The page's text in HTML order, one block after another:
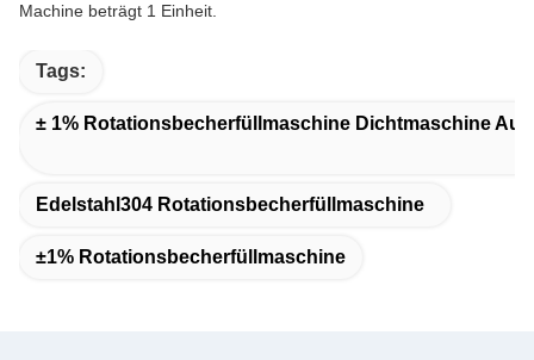
Machine beträgt 1 Einheit.
Tags:
± 1% Rotationsbecherfüllmaschine Dichtmaschine
Edelstahl304 Rotationsbecherfüllmaschine
±1% Rotationsbecherfüllmaschine